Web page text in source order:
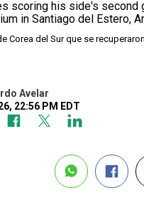
Corea del Sur que se
Avelar
22:56 PM EDT